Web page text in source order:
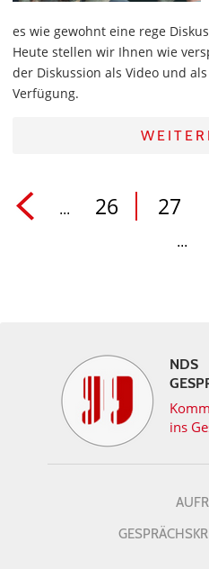
es wie gewohnt eine rege
Heute stellen wir Ihnen wie
der Diskussion als Video und
Verfügung.
... 26 27
...
NDS
ins